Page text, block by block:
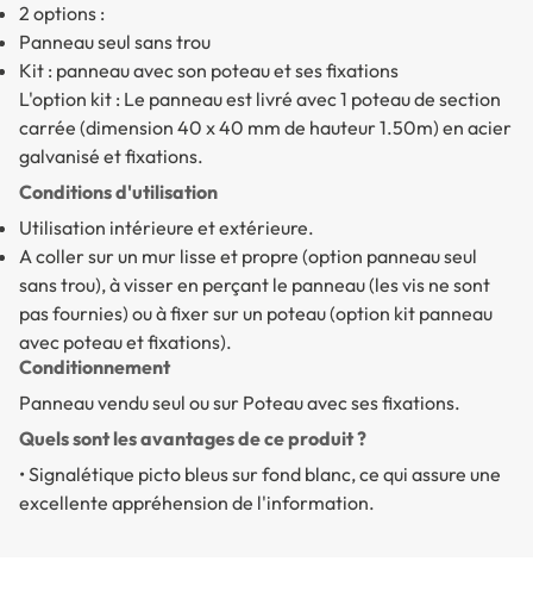
2 options :
Panneau seul sans trou
Kit : panneau avec son poteau et ses fixations
L'option kit : Le panneau est livré avec 1 poteau de section
carrée (dimension 40 x 40 mm de hauteur 1.50m) en acier
galvanisé et fixations.
Conditions d'utilisation
Utilisation intérieure et extérieure.
A coller sur un mur lisse et propre (option panneau seul
sans trou), à visser en perçant le panneau (les vis ne sont
pas fournies) ou à fixer sur un poteau (option kit panneau
avec poteau et fixations).
Conditionnement
Panneau vendu seul ou sur Poteau avec ses fixations.
Quels sont les avantages de ce produit ?
• Signalétique picto bleus sur fond blanc, ce qui assure une
excellente appréhension de l'information.